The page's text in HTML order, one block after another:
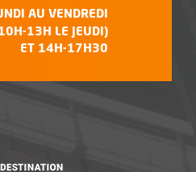
: AU VENDREDI
13H LE JEUDI)
ET 14H-17H30